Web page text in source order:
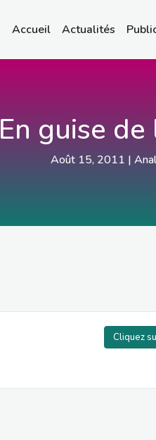
Accueil Actualités
En guise
Août 15, 2011 |
Cliquez